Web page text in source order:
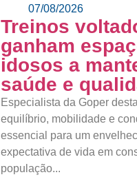
07/08/2026
Treinos
ganham
idosos a
saúde e
Especialista da Goper
equilíbrio, mobilidade e
essencial para um
expectativa de vida em
população...